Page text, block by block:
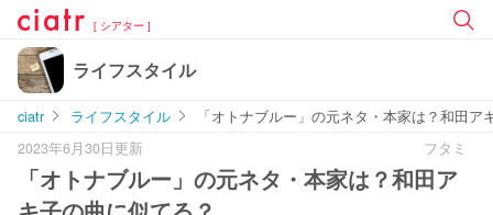
[ シアター ]
ライフスタイル
ciatr ライフスタイル
「オトナブルー」の元ネタ・本家は？和田ア
2023年6月30日更新
フタミ
「オトナブルー」の元ネタ・本家は？和田ア